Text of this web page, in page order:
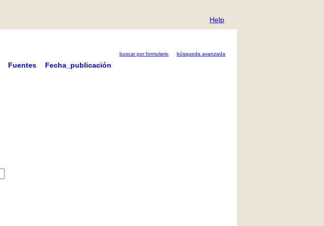
Help
buscar por formulario búsqueda avanzada
Fuentes Fecha_publicación